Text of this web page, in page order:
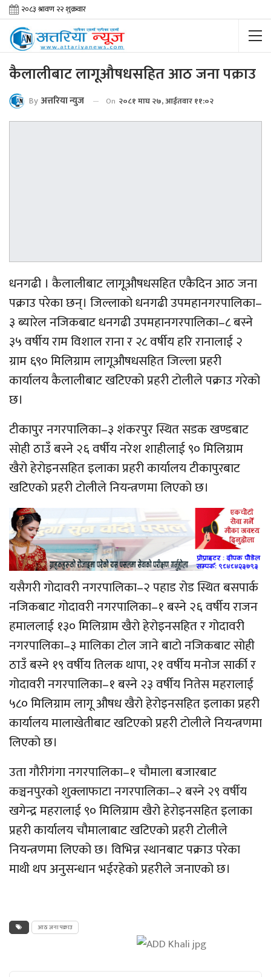
कैलालीबाट लागूऔषधसहित आठ जना पक्राउ
By अत्तरिया न्युज On २०८१ माघ २७, आईतवार ११:०२
धनगढी । कैलालीबाट लागूऔषधसहित एकैदिन आठ जना
पक्राउ परेका छन्। जिल्लाको धनगढी उपमहानगरपालिका–
३ ब्यारेल नजिकबाट धनगढी उपमहानगरपालिका–८ बस्ने
३५ वर्षीय राम विशाल राना र २८ वर्षीय हरि रानालाई २
ग्राम ६९० मिलिग्राम लागूऔषधसहित जिल्ला प्रहरी
कार्यालय कैलालीबाट खटिएको प्रहरी टोलीले पक्राउ गरेको
छ।
टीकापुर नगरपालिका–३ शंकरपुर स्थित सडक खण्डबाट
सोही ठाउँ बस्ने २६ वर्षीय नरेश शाहीलाई ९० मिलिग्राम
खैरो हेरोइनसहित इलाका प्रहरी कार्यालय टीकापुरबाट
खटिएको प्रहरी टोलीले नियन्त्रणमा लिएको छ।
यसैगरी गोदावरी नगरपालिका–२ पहाड रोड स्थित बसपार्क
नजिकबाट गोदावरी नगरपालिका–१ बस्ने २६ वर्षीय राजन
हमाललाई १३० मिलिग्राम खैरो हेरोइनसहित र गोदावरी
नगरपालिका–३ मालिका टोल जाने बाटो नजिकबाट सोही
ठाउँ बस्ने १९ वर्षीय तिलक थापा, २१ वर्षीय मनोज सार्की र
गोदावरी नगरपालिका–१ बस्ने २३ वर्षीय नितेस महरालाई
५८० मिलिग्राम लागू औषध खैरो हेरोइनसहित इलाका प्रहरी
कार्यालय मालाखेतीबाट खटिएको प्रहरी टोलीले नियन्त्रणमा
लिएको छ।
उता गौरीगंगा नगरपालिका–१ चौमाला बजारबाट
कञ्चनपुरको शुक्लाफाटा नगरपालिका–२ बस्ने २९ वर्षीय
खगेन्द्र महरालाई ९० मिलिग्राम खैरो हेरोइनसहित इलाका
प्रहरी कार्यालय चौमालाबाट खटिएको प्रहरी टोलीले
नियन्त्रणमा लिएको छ। विभिन्न स्थानबाट पक्राउ परेका
माथी थप अनुसन्धान भईरहेको प्रहरीले जनाएको छ।
आठ जना पक्राउ